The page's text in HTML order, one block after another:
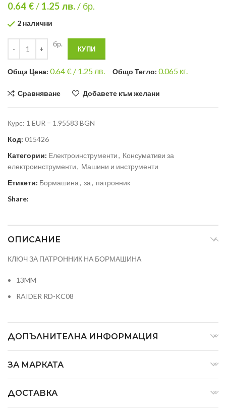
0.64 €/ 1.25 лв./ бр.
2 налични
бр.
КУПИ
Общa Цена: 0.64€ / 1.25 лв. Общо Тегло: 0.065 кг.
Сравняване Добавете към желани
Курс: 1 EUR = 1.95583 BGN
Код: 015426
Категории: Електроинструменти, Консумативи за
електроинструменти, Машини и инструменти
Етикети: Бормашина, за, патронник
Share:
ОПИСАНИЕ
КЛЮЧ ЗА ПАТРОННИК НА БОРМАШИНА
13MM
RAIDER RD-KC08
ДОПЪЛНИТЕЛНА ИНФОРМАЦИЯ
ЗА МАРКАТА
ДОСТАВКА